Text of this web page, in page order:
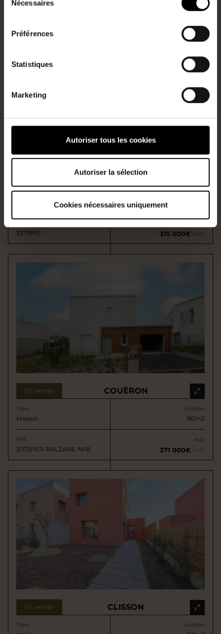
Nécessaires
Préférences
Statistiques
Marketing
Autoriser tous les cookies
Autoriser la sélection
Cookies nécessaires uniquement
Ref Prix
NOIRMOUTIER-EN-L-ÎLE
Type Surface
3379PIC 315 000€ HAI
En vente COUËRON
Type
Maison
Surface
96m2
Ref
2075PER-BALZANE-M18
Prix
371 000€ HAI
En vente CLISSON
Type Surface